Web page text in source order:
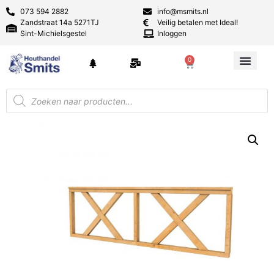
073 594 2882
Zandstraat 14a 5271TJ
Sint-Michielsgestel
info@msmits.nl
Veilig betalen met Ideal!
Inloggen
0